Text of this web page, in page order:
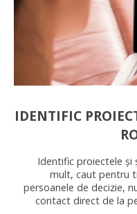
IDENTIFIC
Identific proiectele și
mult, caut pentru
persoanele de decizie,
contact direct de la